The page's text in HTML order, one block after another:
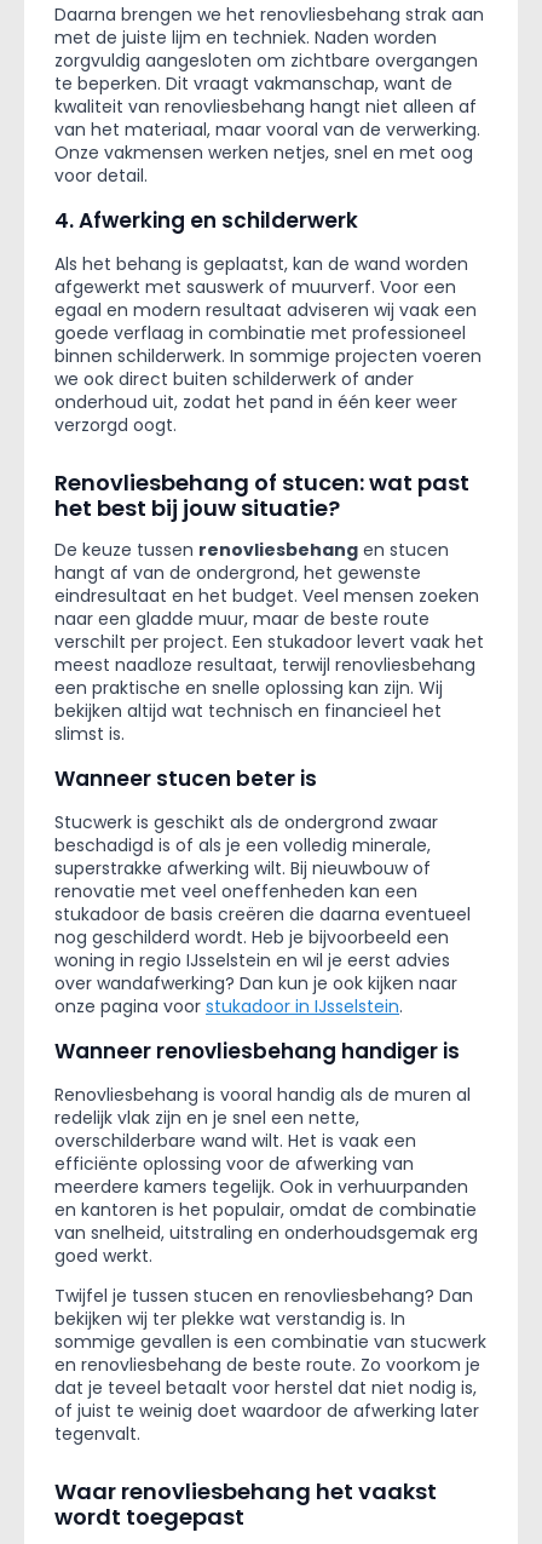
Daarna brengen we het renovliesbehang strak aan
met de juiste lijm en techniek. Naden worden
zorgvuldig aangesloten om zichtbare overgangen
te beperken. Dit vraagt vakmanschap, want de
kwaliteit van renovliesbehang hangt niet alleen af
van het materiaal, maar vooral van de verwerking.
Onze vakmensen werken netjes, snel en met oog
voor detail.
4. Afwerking en schilderwerk
Als het behang is geplaatst, kan de wand worden
afgewerkt met sauswerk of muurverf. Voor een
egaal en modern resultaat adviseren wij vaak een
goede verflaag in combinatie met professioneel
binnen schilderwerk. In sommige projecten voeren
we ook direct buiten schilderwerk of ander
onderhoud uit, zodat het pand in één keer weer
verzorgd oogt.
Renovliesbehang of stucen: wat past
het best bij jouw situatie?
De keuze tussen renovliesbehang en stucen
hangt af van de ondergrond, het gewenste
eindresultaat en het budget. Veel mensen zoeken
naar een gladde muur, maar de beste route
verschilt per project. Een stukadoor levert vaak het
meest naadloze resultaat, terwijl renovliesbehang
een praktische en snelle oplossing kan zijn. Wij
bekijken altijd wat technisch en financieel het
slimst is.
Wanneer stucen beter is
Stucwerk is geschikt als de ondergrond zwaar
beschadigd is of als je een volledig minerale,
superstrakke afwerking wilt. Bij nieuwbouw of
renovatie met veel oneffenheden kan een
stukadoor de basis creëren die daarna eventueel
nog geschilderd wordt. Heb je bijvoorbeeld een
woning in regio IJsselstein en wil je eerst advies
over wandafwerking? Dan kun je ook kijken naar
onze pagina voor stukadoor in IJsselstein.
Wanneer renovliesbehang handiger is
Renovliesbehang is vooral handig als de muren al
redelijk vlak zijn en je snel een nette,
overschilderbare wand wilt. Het is vaak een
efficiënte oplossing voor de afwerking van
meerdere kamers tegelijk. Ook in verhuurpanden
en kantoren is het populair, omdat de combinatie
van snelheid, uitstraling en onderhoudsgemak erg
goed werkt.
Twijfel je tussen stucen en renovliesbehang? Dan
bekijken wij ter plekke wat verstandig is. In
sommige gevallen is een combinatie van stucwerk
en renovliesbehang de beste route. Zo voorkom je
dat je teveel betaalt voor herstel dat niet nodig is,
of juist te weinig doet waardoor de afwerking later
tegenvalt.
Waar renovliesbehang het vaakst
wordt toegepast